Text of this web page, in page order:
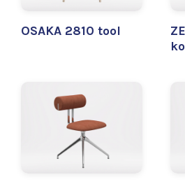
OSAKA 2810 tool